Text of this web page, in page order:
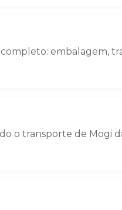
completo: embalagem,
o transporte de Mogi